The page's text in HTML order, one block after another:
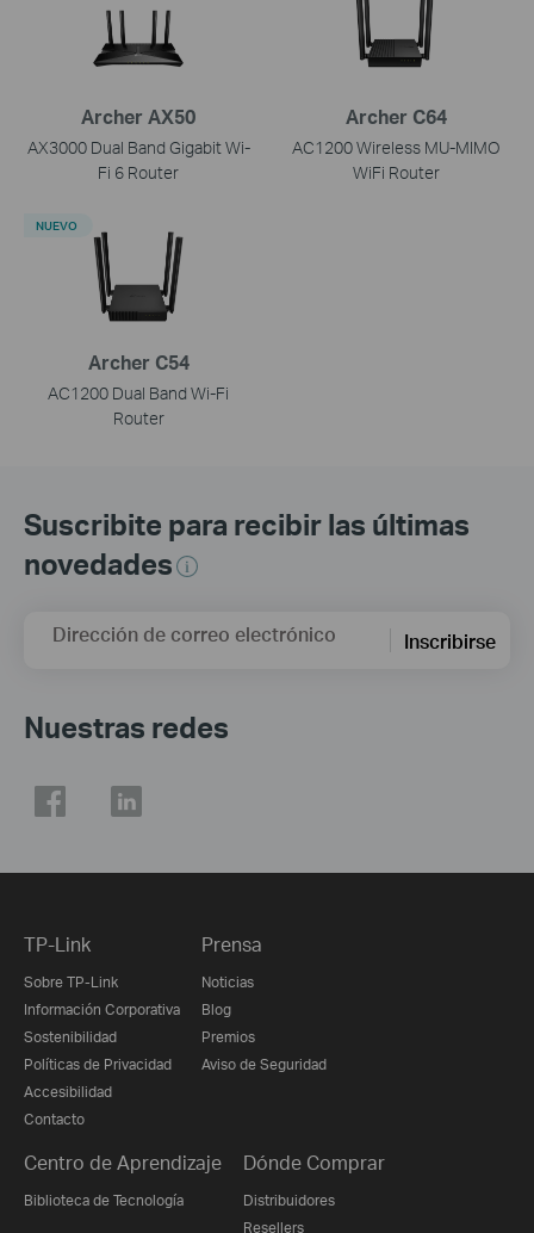
Archer AX50
AX3000 Dual Band Gigabit Wi-
Fi 6 Router
Archer C64
AC1200 Wireless MU-MIMO
WiFi Router
Archer C54
AC1200 Dual Band Wi-Fi
Router
NUEVO
Suscribite para recibir las últimas
novedades
Dirección de correo electrónico Inscribirse
Nuestras redes
TP-Link
Sobre TP-Link
Información Corporativa
Sostenibilidad
Políticas de Privacidad
Accesibilidad
Contacto
Prensa
Noticias
Blog
Premios
Aviso de Seguridad
Centro de Aprendizaje
Biblioteca de Tecnología
Dónde Comprar
Distribuidores
Resellers